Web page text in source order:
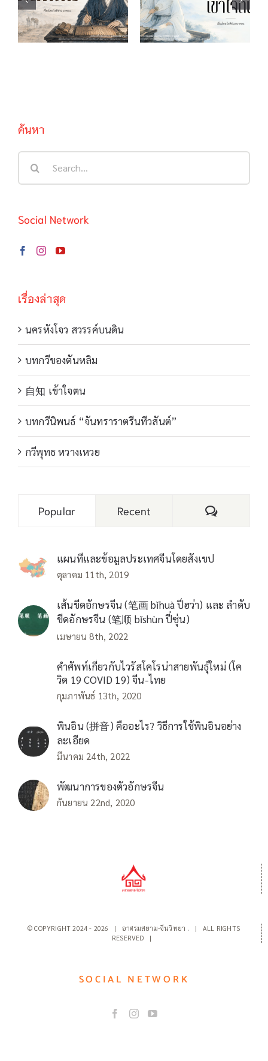
บทกวีของตันหลิม 自知 เข้าใจตน
ค้นหา
Social Network
เรื่องล่าสุด
นครหังโจว สวรรค์บนดิน
บทกวีของตันหลิม
自知 เข้าใจตน
บทกวีนิพนธ์ “จันทราราตรีนทีวสันต์”
กวีพุทธ หวางเหวย
Popular Recent Comments
แผนที่และข้อมูลประเทศจีนโดยสังเขป
ตุลาคม 11th, 2019
เส้นขีดอักษรจีน (笔画 bǐhuà ปี่ฮว่า) และ ลำดับ
ขีดอักษรจีน (笔顺 bǐshùn ปี่ซุ่น)
เมษายน 8th, 2022
คำศัพท์เกี่ยวกับไวรัสโคโรน่าสายพันธุ์ใหม่ (โค
วิด 19 COVID 19) จีน-ไทย
กุมภาพันธ์ 13th, 2020
พินอิน (拼音) คืออะไร? วิธีการใช้พินอินอย่าง
ละเอียด
มีนาคม 24th, 2022
พัฒนาการของตัวอักษรจีน
กันยายน 22nd, 2020
© COPYRIGHT 2024 - 2026 | อาศรมสยาม-จีนวิทยา .
| ALL RIGHTS
RESERVED |
SOCIAL NETWORK